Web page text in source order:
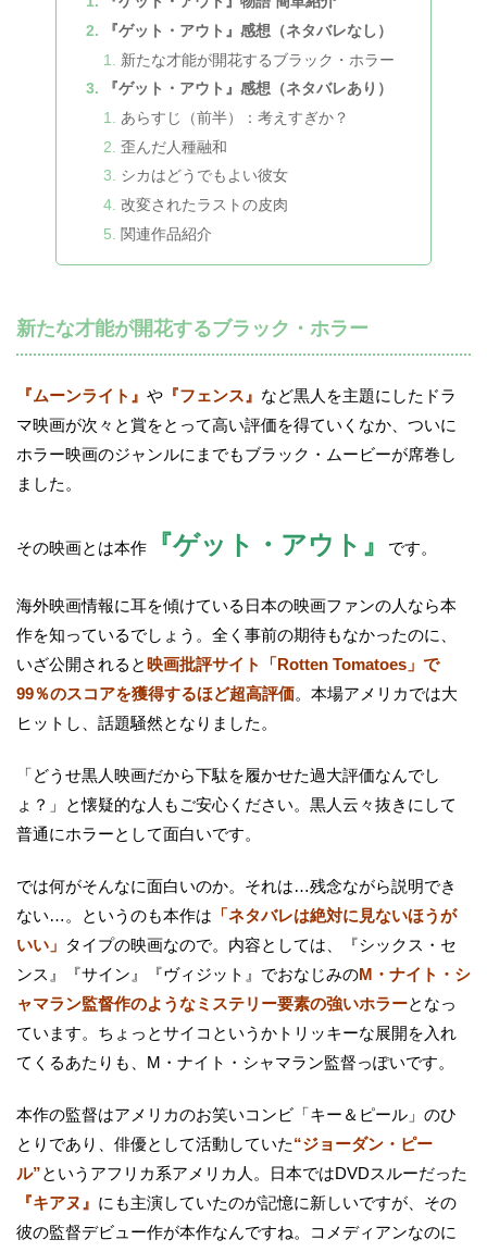
『ゲット・アウト』感想（ネタバレなし）
新たな才能が開花するブラック・ホラー
『ゲット・アウト』感想（ネタバレあり）
あらすじ（前半）：考えすぎか？
歪んだ人種融和
シカはどうでもよい彼女
改変されたラストの皮肉
関連作品紹介
新たな才能が開花するブラック・ホラー
『ムーンライト』 や 『フェンス』 など黒人を主題にしたドラ
マ映画が次々と賞をとって高い評価を得ていくなか、ついに
ホラー映画のジャンルにまでもブラック・ムービーが席巻し
ました。
その映画とは本作 『ゲット・アウト』 です。
海外映画情報に耳を傾けている日本の映画ファンの人なら本
作を知っているでしょう。全く事前の期待もなかったのに、
いざ公開されると 映画批評サイト「Rotten Tomatoes」で
99％のスコアを獲得するほど超高評価。本場アメリカでは大
ヒットし、話題騒然となりました。
「どうせ黒人映画だから下駄を履かせた過大評価なんでし
ょ？」と懐疑的な人もご安心ください。黒人云々抜きにして
普通にホラーとして面白いです。
では何がそんなに面白いのか。それは…残念ながら説明でき
ない…。というのも本作は 「ネタバレは絶対に見ないほうが
いい」 タイプの映画なので。内容としては、『シックス・セ
ンス』『サイン』『ヴィジット』でおなじみのM・ナイト・シ
ャマラン監督作のようなミステリー要素の強いホラーとなっ
ています。ちょっとサイコというかトリッキーな展開を入れ
てくるあたりも、M・ナイト・シャマラン監督っぽいです。
本作の監督はアメリカのお笑いコンビ「キー＆ピール」のひ
とりであり、俳優として活動していた“ジョーダン・ピー
ル”というアフリカ系アメリカ人。日本ではDVDスルーだった
『キアヌ』 にも主演していたのが記憶に新しいですが、その
彼の監督デビュー作が本作なんですね。コメディアンなのに